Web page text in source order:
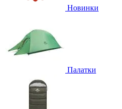
Новинки
Палатки